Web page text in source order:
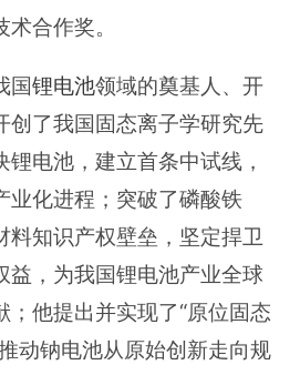
合作奖。
国锂电池领域的奠基人、开
创了我国固态离子学研究先
电池，建立首条中试线，
业化进程；突破了磷酸铁
料知识产权壁垒，坚定捍卫
益，为我国锂电池产业全球
；他提出并实现了“原位固态
动钠电池从原始创新走向规